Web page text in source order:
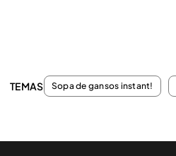
TEMAS Sopa de gansos instant!